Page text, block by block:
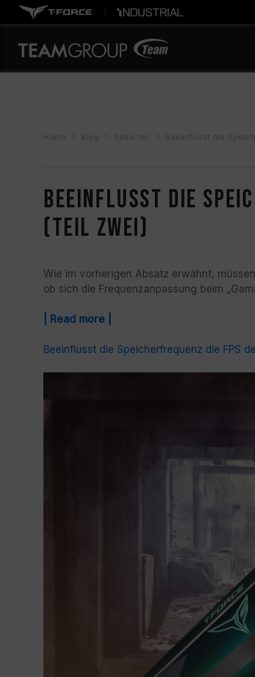
Home Blog Speicher Beeinflusst die
Beeinflusst die
(Teil Zwei)
Wie im vorherigen Absatz erwähnt,
ob sich die Frequenzanpassung beim
| Read more |
Beeinflusst die Speicherfrequenz die FPS